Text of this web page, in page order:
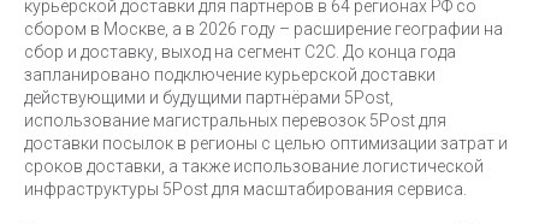
курьерской доставки для партнёров в 64 регионах РФ со
сбором в Москве, а в 2026 году – расширение географии на
сбор и доставку, выход на сегмент С2С. До конца года
запланировано подключение курьерской доставки
действующими и будущими партнёрами 5Post,
использование магистральных перевозок 5Post для
доставки посылок в регионы с целью оптимизации затрат и
сроков доставки, а также использование логистической
инфраструктуры 5Post для масштабирования сервиса.